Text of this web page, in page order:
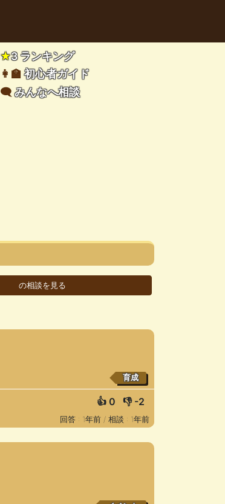
★3 ランキング
👩‍🏫初心者ガイド
🗨️みんなへ相談
育成
👍 0 👎 -2
回答 : 1年前 / 相談 : 1年前